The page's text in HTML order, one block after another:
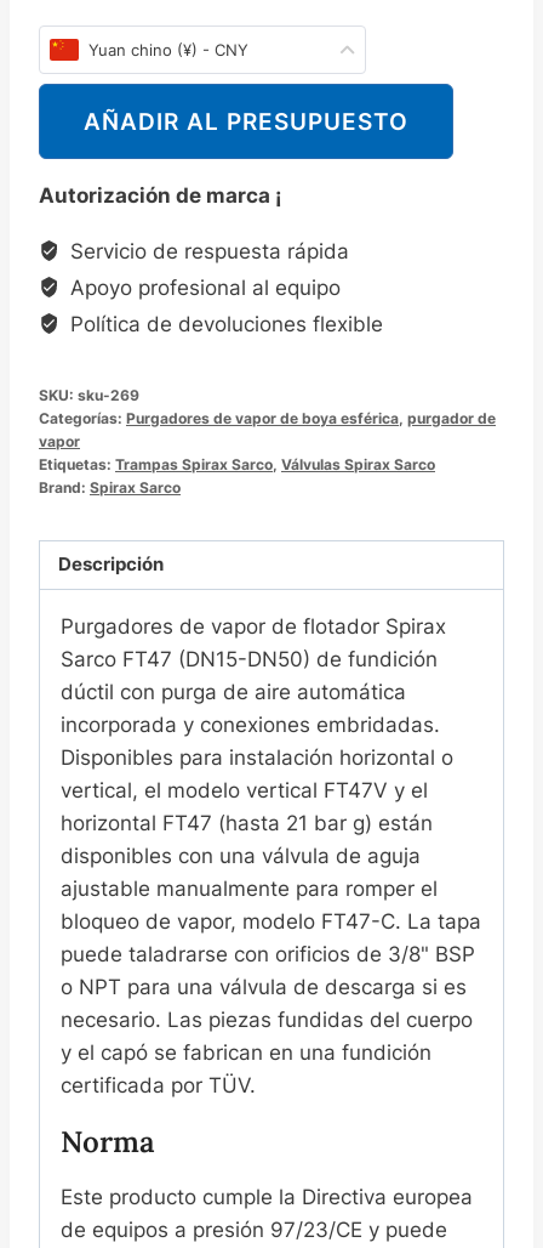
Yuan chino (¥) - CNY
AÑADIR AL PRESUPUESTO
Autorización de marca ¡
Servicio de respuesta rápida
Apoyo profesional al equipo
Política de devoluciones flexible
SKU: sku-269
Categorías: Purgadores de vapor de boya esférica, purgador de
vapor
Etiquetas: Trampas Spirax Sarco, Válvulas Spirax Sarco
Brand: Spirax Sarco
Descripción
Purgadores de vapor de flotador Spirax
Sarco FT47 (DN15-DN50) de fundición
dúctil con purga de aire automática
incorporada y conexiones embridadas.
Disponibles para instalación horizontal o
vertical, el modelo vertical FT47V y el
horizontal FT47 (hasta 21 bar g) están
disponibles con una válvula de aguja
ajustable manualmente para romper el
bloqueo de vapor, modelo FT47-C. La tapa
puede taladrarse con orificios de 3/8" BSP
o NPT para una válvula de descarga si es
necesario. Las piezas fundidas del cuerpo
y el capó se fabrican en una fundición
certificada por TÜV.
Norma
Este producto cumple la Directiva europea
de equipos a presión 97/23/CE y puede